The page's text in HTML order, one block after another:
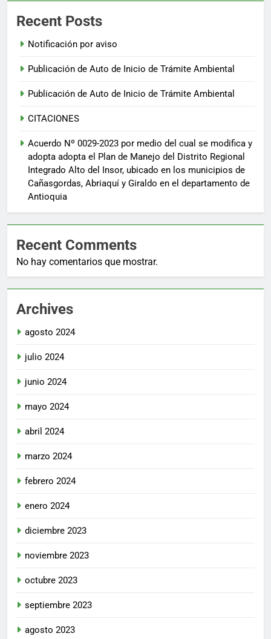
Recent Posts
Notificación por aviso
Publicación de Auto de Inicio de Trámite Ambiental
Publicación de Auto de Inicio de Trámite Ambiental
CITACIONES
Acuerdo Nº 0029-2023 por medio del cual se modifica y
adopta adopta el Plan de Manejo del Distrito Regional
Integrado Alto del Insor, ubicado en los municipios de
Cañasgordas, Abriaquí y Giraldo en el departamento de
Antioquia
Recent Comments
No hay comentarios que mostrar.
Archives
agosto 2024
julio 2024
junio 2024
mayo 2024
abril 2024
marzo 2024
febrero 2024
enero 2024
diciembre 2023
noviembre 2023
octubre 2023
septiembre 2023
agosto 2023